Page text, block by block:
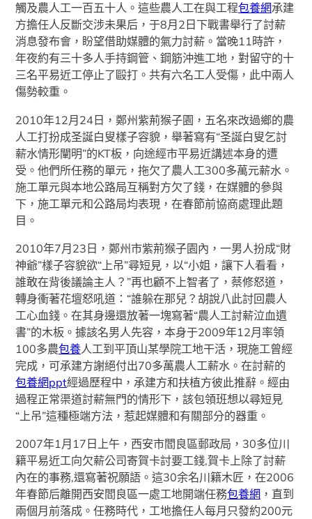
觸及農人工一百五十人。這些農人工在與工程包養網承建
方擔任人反斷交涉未果后，于8月2日下戰書舉行了討薪
消息發布會，盼望借助媒體的氣力討薪。當晚11時許，
年夜約有三十多人手持鋼管、鋼筋沖進工地，對留守的十
三名平易近工停止了毆打。共有六名工人受傷，此中兩人
傷勢較重。
2010年12月24日，鄭州紫荊猴子園，五名來改過鄉的農
人工打扮成圣誕白叟樣子容貌，舉著寫有“圣誕白叟乞討
薪水情形闡明”的KT板，向途經市平易近講述本身的遭
受。他們所任務的單元，拖欠了農人工300多萬元薪水。
施工單元與本地公路局互稱對方欠了錢，在媒體的參與
下，施工單元和公路局均表現，在春節前協商處理此題
目。
2010年7月23日，鄭州市紫荊猴子園內，一男人扮成“財
神爺”樣子容貌欲“上吊”尋短見，以“小姐，讓下人看看，
誰敢在背後議論主人？”再也顧不上智者了，蔡修怒道，
轉身衝著花壇怒吼道：“誰躲在那兒？胡說八此討回農人
工心血錢。在其身邊還放著一塊寫著“農人工討薪泣血遺
書”的木板。據該名男人先容，本身于2009年12月率領
100多農包養人工到平頂山某學院工地干活，現施工曾經
完成，可承建方謝絕付出70多萬農人工薪水。在討薪的
包養網ppt經過歷程中，承建方和扶植方彼此推辭。經由
過程正常渠道討薪無門的情形下，該包領班想以尋短見
“上吊”這種極端方法，惹起媒體和有關部分的器重。
2007年1月17日上午，西安市閻良區郵政局，30多位川
籍平易近工向欠薪公司寄賀卡討要工錢,賀卡上除了討薪
內在的事務,還寫著祝願語。這30余名川籍木匠，在2006
年春節后離開西安閻良區一處工地開端任務包養網 ，直到
兩個月前落成。任務時代，工地擔任人每月只發約200元